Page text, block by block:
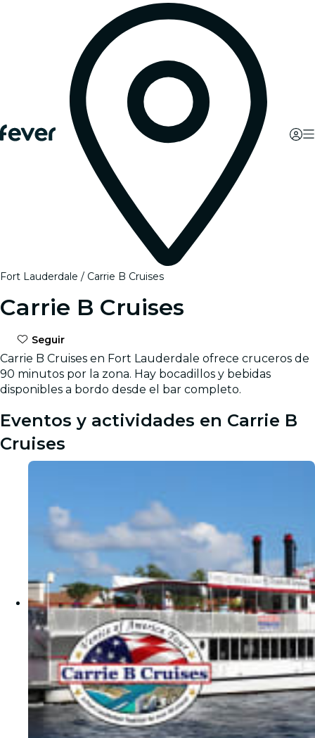
Fort Lauderdale Carrie B Cruises
Carrie B Cruises
Seguir
Carrie B Cruises en Fort Lauderdale ofrece cruceros de
90 minutos por la zona. Hay bocadillos y bebidas
disponibles a bordo desde el bar completo.
Eventos y actividades en Carrie B
Cruises